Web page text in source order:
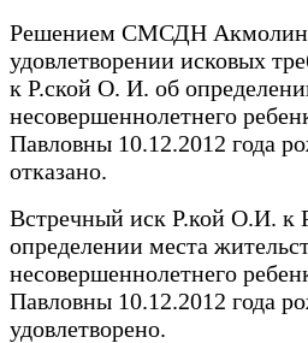
Решением СМСДН
удовлетворении исковых
к Р.ской О. И. об
несовершеннолетнего
Павловны 10.12.2012 года
отказано.
Встречный иск Р.кой О.И. к
определении места
несовершеннолетнего
Павловны 10.12.2012 года
удовлетворено.